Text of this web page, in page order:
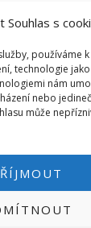
Souhlas s
používáme
technologie
nám
nebo
může
SE|